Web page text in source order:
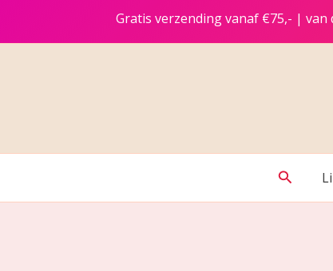
Gratis verzending vanaf €75,- |
Zoeken